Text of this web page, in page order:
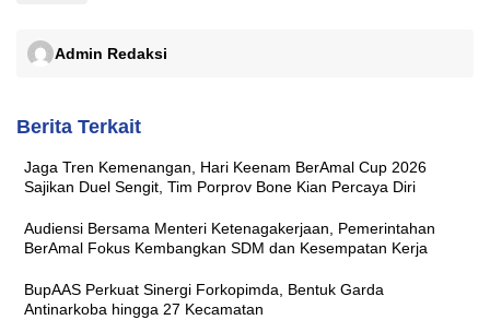
Admin Redaksi
Berita Terkait
Jaga Tren Kemenangan, Hari Keenam BerAmal Cup 2026
Sajikan Duel Sengit, Tim Porprov Bone Kian Percaya Diri
Audiensi Bersama Menteri Ketenagakerjaan, Pemerintahan
BerAmal Fokus Kembangkan SDM dan Kesempatan Kerja
BupAAS Perkuat Sinergi Forkopimda, Bentuk Garda
Antinarkoba hingga 27 Kecamatan